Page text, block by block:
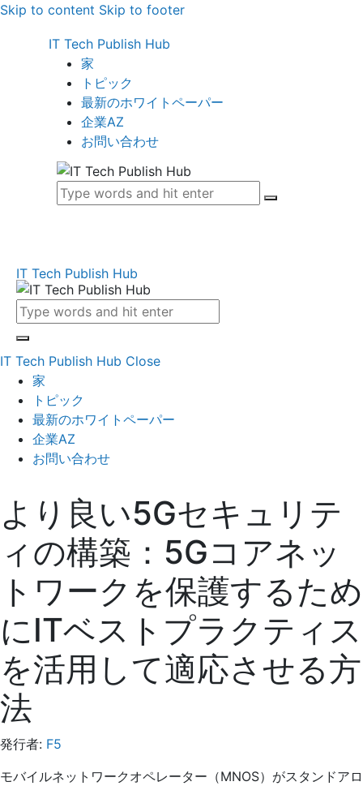
Skip to content Skip to footer
IT Tech Publish Hub
家
トピック
最新のホワイトペーパー
企業AZ
お問い合わせ
IT Tech Publish Hub
IT Tech Publish Hub Close
家
トピック
最新のホワイトペーパー
企業AZ
お問い合わせ
より良い5Gセキュリテ
ィの構築：5Gコアネッ
トワークを保護するため
にITベストプラクティス
を活用して適応させる方
法
発行者: F5
モバイルネットワークオペレーター（MNOS）がスタンドアロ